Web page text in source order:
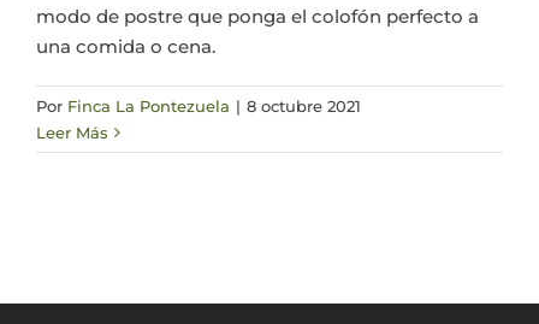
modo de postre que ponga el colofón perfecto a
una comida o cena.
Por Finca La Pontezuela | 8 octubre 2021
Leer Más